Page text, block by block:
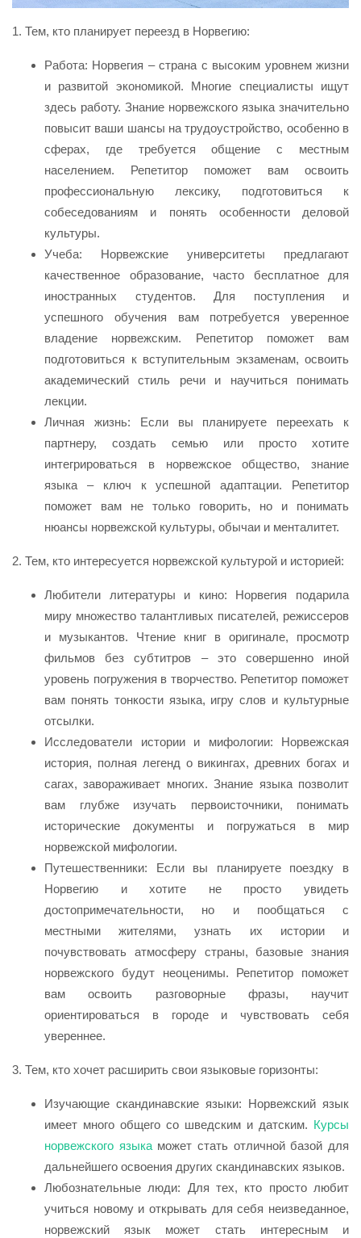
1. Тем, кто планирует переезд в Норвегию:
Работа: Норвегия – страна с высоким уровнем жизни
и развитой экономикой. Многие специалисты ищут
здесь работу. Знание норвежского языка значительно
повысит ваши шансы на трудоустройство, особенно в
сферах, где требуется общение с местным
населением. Репетитор поможет вам освоить
профессиональную лексику, подготовиться к
собеседованиям и понять особенности деловой
культуры.
Учеба: Норвежские университеты предлагают
качественное образование, часто бесплатное для
иностранных студентов. Для поступления и
успешного обучения вам потребуется уверенное
владение норвежским. Репетитор поможет вам
подготовиться к вступительным экзаменам, освоить
академический стиль речи и научиться понимать
лекции.
Личная жизнь: Если вы планируете переехать к
партнеру, создать семью или просто хотите
интегрироваться в норвежское общество, знание
языка – ключ к успешной адаптации. Репетитор
поможет вам не только говорить, но и понимать
нюансы норвежской культуры, обычаи и менталитет.
2. Тем, кто интересуется норвежской культурой и историей:
Любители литературы и кино: Норвегия подарила
миру множество талантливых писателей, режиссеров
и музыкантов. Чтение книг в оригинале, просмотр
фильмов без субтитров – это совершенно иной
уровень погружения в творчество. Репетитор поможет
вам понять тонкости языка, игру слов и культурные
отсылки.
Исследователи истории и мифологии: Норвежская
история, полная легенд о викингах, древних богах и
сагах, завораживает многих. Знание языка позволит
вам глубже изучать первоисточники, понимать
исторические документы и погружаться в мир
норвежской мифологии.
Путешественники: Если вы планируете поездку в
Норвегию и хотите не просто увидеть
достопримечательности, но и пообщаться с
местными жителями, узнать их истории и
почувствовать атмосферу страны, базовые знания
норвежского будут неоценимы. Репетитор поможет
вам освоить разговорные фразы, научит
ориентироваться в городе и чувствовать себя
увереннее.
3. Тем, кто хочет расширить свои языковые горизонты:
Изучающие скандинавские языки: Норвежский язык
имеет много общего со шведским и датским. Курсы
норвежского языкаможет стать отличной базой для
дальнейшего освоения других скандинавских языков.
Любознательные люди: Для тех, кто просто любит
учиться новому и открывать для себя неизведанное,
норвежский язык может стать интересным и